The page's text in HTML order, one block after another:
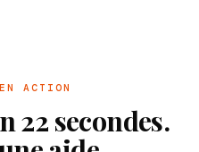
ACTION
22 secondes.